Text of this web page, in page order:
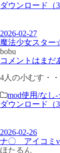
ダウンロード（
2026-02-27
魔法少女スター
bobu
コメントはまだ
4人の小むす・
mod使用/なし
ダウンロード（3
2026-02-26
ナ〇 アイコミ
ほたるん